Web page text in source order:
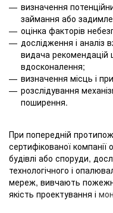
визначення
займання або
оцінка факторів
дослідження і аналіз
видача рекомендацій
вдосконалення;
визначення місць і
розслідування
поширення.
При попередній
сертифікованої
будівлі або споруди,
технологічного і
мереж, вивчають
якість проектування і